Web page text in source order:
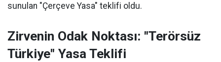
sunulan "Çerçeve Yasa" teklifi oldu.
Zirvenin Odak Noktası: "Terörsüz
Türkiye" Yasa Teklifi